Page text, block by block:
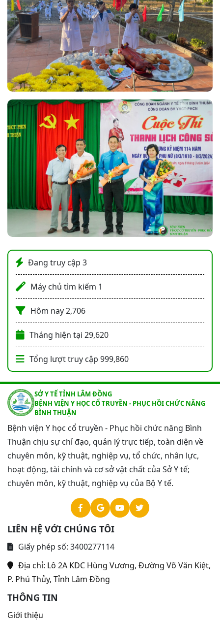
Đang truy cập 3
Máy chủ tìm kiếm 1
Hôm nay2,706
Tháng hiện tại 29,620
Tổng lượt truy cập 999,860
SỞ Y TẾ TỈNH LÂM ĐỒNG
BỆNH VIỆN Y HỌC CỔ TRUYỀN - PHỤC HỒI CHỨC NĂNG
BÌNH THUẬN
Bệnh viện Y học cổ truyền - Phục hồi chức năng Bình
Thuận chịu sự chỉ đạo, quản lý trực tiếp, toàn diện về
chuyên môn, kỹ thuật, nghiệp vụ, tổ chức, nhân lực,
hoạt động, tài chính và cơ sở vật chất của Sở Y tế;
chuyên môn, kỹ thuật, nghiệp vụ của Bộ Y tế.
LIÊN HỆ VỚI CHÚNG TÔI
Giấy phép số: 3400277114
Địa chỉ: Lô 2A KDC Hùng Vương, Đường Võ Văn Kiệt,
P. Phú Thủy, Tỉnh Lâm Đồng
THÔNG TIN
Giới thiệu